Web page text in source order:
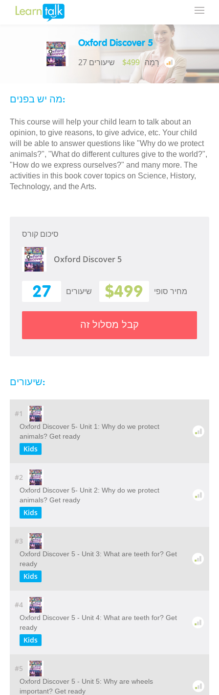
Oxford Discover 5
27 שיעורים $499 רָמָה
מה יש בפנים:
This course will help your child learn to talk about an
opinion, to give reasons, to give advice, etc. Your child
will be able to answer questions like "Why do we protect
animals?", "What do different cultures give to the world?",
"How do we express ourselves?" and many more. The
activities in this book cover topics on Science, History,
Technology, and the Arts.
סיכום קורס
Oxford Discover 5
27 שיעורים $499 מחיר סופי
קבל מסלול זה
שיעורים:
#1
Oxford Discover 5- Unit 1: Why do we protect
animals? Get ready
Kids
#2
Oxford Discover 5- Unit 2: Why do we protect
animals? Get ready
Kids
#3
Oxford Discover 5 - Unit 3: What are teeth for? Get
ready
Kids
#4
Oxford Discover 5 - Unit 4: What are teeth for? Get
ready
Kids
#5
Oxford Discover 5 - Unit 5: Why are wheels
important? Get ready